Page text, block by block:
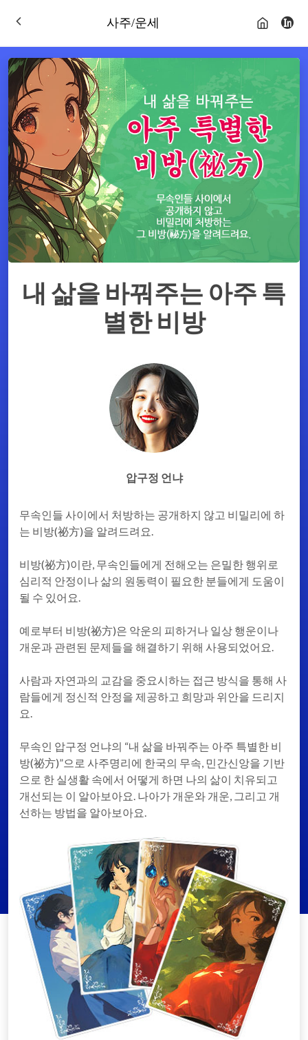
사주/운세
내 삶을 바꿔주는 아주 특
별한 비방
압구정 언냐
무속인들 사이에서 처방하는 공개하지 않고 비밀리에 하
는 비방(祕方)을 알려드려요.
비방(祕方)이란, 무속인들에게 전해오는 은밀한 행위로
심리적 안정이나 삶의 원동력이 필요한 분들에게 도움이
될 수 있어요.
예로부터 비방(祕方)은 악운의 피하거나 일상 행운이나
개운과 관련된 문제들을 해결하기 위해 사용되었어요.
사람과 자연과의 교감을 중요시하는 접근 방식을 통해 사
람들에게 정신적 안정을 제공하고 희망과 위안을 드리지
요.
무속인 압구정 언냐의 “내 삶을 바꿔주는 아주 특별한 비
방(祕方)”으로 사주명리에 한국의 무속, 민간신앙을 기반
으로 한 실생활 속에서 어떻게 하면 나의 삶이 치유되고
개선되는 이 알아보아요. 나아가 개운와 개운, 그리고 개
선하는 방법을 알아보아요.